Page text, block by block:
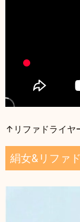
↑リファドライヤ
絹女&リファ